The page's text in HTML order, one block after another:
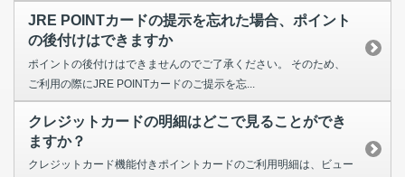
JRE POINTカードの提示を忘れた場合、ポイント
の後付けはできますか
ポイントの後付けはできませんのでご了承ください。 そのため、
ご利用の際にJRE POINTカードのご提示を忘...
クレジットカードの明細はどこで見ることができ
ますか？
クレジットカード機能付きポイントカードのご利用明細は、ビュー